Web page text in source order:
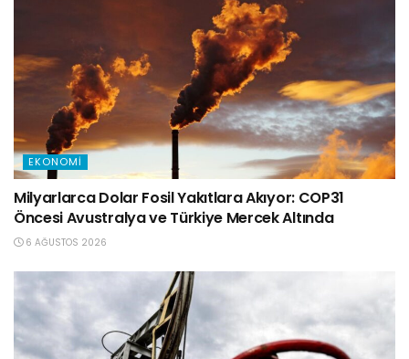
EKONOMI
Milyarlarca Dolar Fosil Yakıtlara Akıyor: COP31
Öncesi Avustralya ve Türkiye Mercek Altında
6 AĞUSTOS 2026